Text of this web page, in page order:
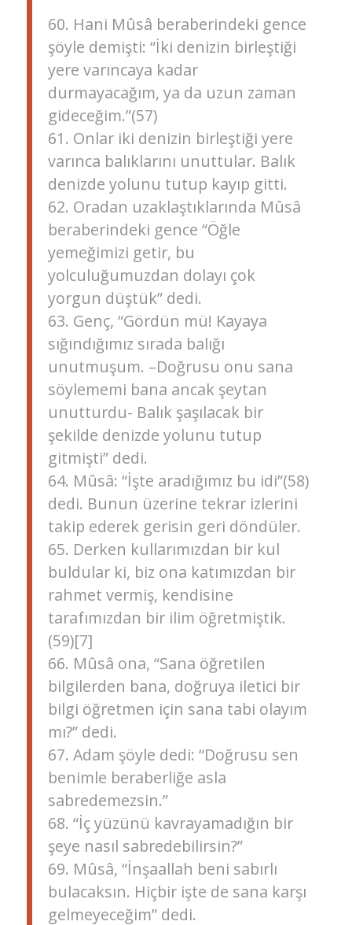
60. Hani Mûsâ beraberindeki gence
şöyle demişti: “İki denizin birleştiği
yere varıncaya kadar
durmayacağım, ya da uzun zaman
gideceğim.”(57)
61. Onlar iki denizin birleştiği yere
varınca balıklarını unuttular. Balık
denizde yolunu tutup kayıp gitti.
62. Oradan uzaklaştıklarında Mûsâ
beraberindeki gence “Öğle
yemeğimizi getir, bu
yolculuğumuzdan dolayı çok
yorgun düştük” dedi.
63. Genç, “Gördün mü! Kayaya
sığındığımız sırada balığı
unutmuşum. –Doğrusu onu sana
söylememi bana ancak şeytan
unutturdu- Balık şaşılacak bir
şekilde denizde yolunu tutup
gitmişti” dedi.
64. Mûsâ: “İşte aradığımız bu idi”(58)
dedi. Bunun üzerine tekrar izlerini
takip ederek gerisin geri döndüler.
65. Derken kullarımızdan bir kul
buldular ki, biz ona katımızdan bir
rahmet vermiş, kendisine
tarafımızdan bir ilim öğretmiştik.
(59)[7]
66. Mûsâ ona, “Sana öğretilen
bilgilerden bana, doğruya iletici bir
bilgi öğretmen için sana tabi olayım
mı?” dedi.
67. Adam şöyle dedi: “Doğrusu sen
benimle beraberliğe asla
sabredemezsin.”
68. “İç yüzünü kavrayamadığın bir
şeye nasıl sabredebilirsin?”
69. Mûsâ, “İnşaallah beni sabırlı
bulacaksın. Hiçbir işte de sana karşı
gelmeyeceğim” dedi.